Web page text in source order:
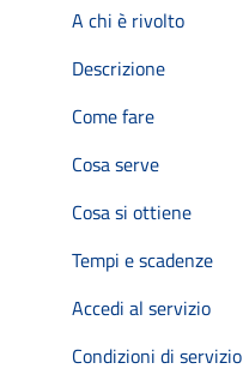
A chi è rivolto
Descrizione
Come fare
Cosa serve
Cosa si ottiene
Tempi e scadenze
Accedi al servizio
Condizioni di servizio